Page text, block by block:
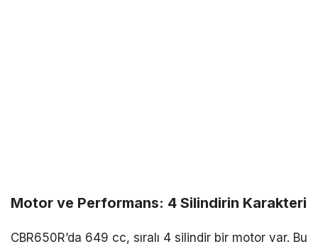
Motor ve Performans: 4 Silindirin Karakteri
CBR650R’da 649 cc, sıralı 4 silindir bir motor var. Bu